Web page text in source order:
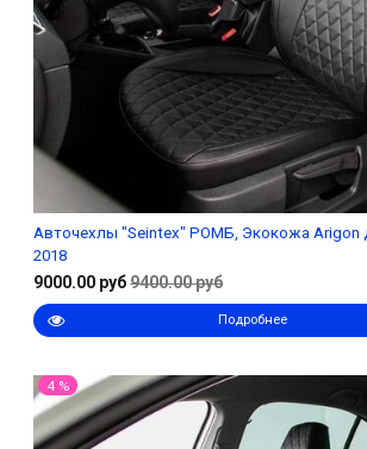
Авточехлы "Seintex" РОМБ, Экокожа Arigon
2018
9000.00 руб9400.00 руб
Подробнее
4 %